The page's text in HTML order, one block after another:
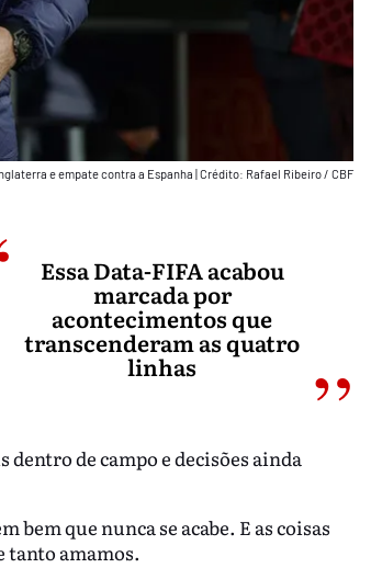
e empate contra a Espanha Crédito: Rafael Ribeiro / CBF
Essa Data-FIFA acabou
marcada por
acontecimentos que
transcenderam as quatro
linhas
de campo e decisões ainda
bem que nunca se acabe. E as coisas
tanto amamos.